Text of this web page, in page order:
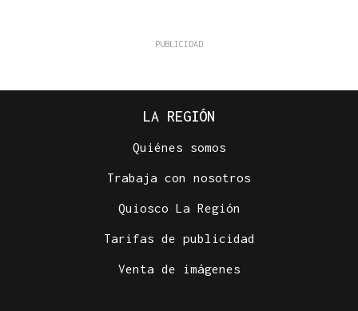
LA REGIÓN
Quiénes somos
Trabaja con nosotros
Quiosco La Región
Tarifas de publicidad
Venta de imágenes